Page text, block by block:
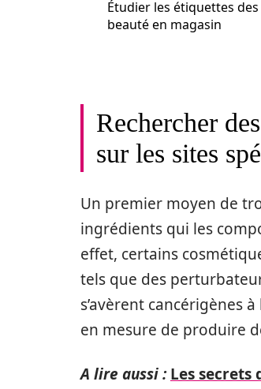
Étudier les étiquettes
beauté en magasin
Rechercher
sur les sites
Un premier moyen de
ingrédients qui les
effet, certains
tels que des
s’avèrent cancérigènes
en mesure de produire
A lire aussi : Les